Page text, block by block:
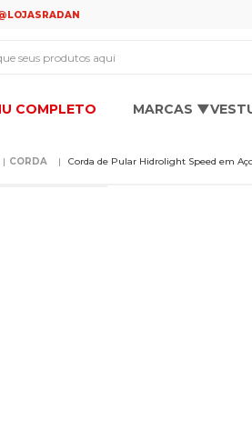
COMPLETO MARCAS ▼
CORDA Corda de Pular Hidrolight Speed em